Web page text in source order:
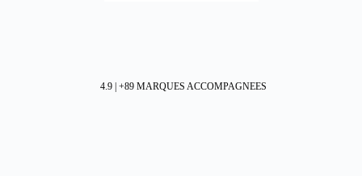
4.9 | +89 MARQUES ACCOMPAGNEES